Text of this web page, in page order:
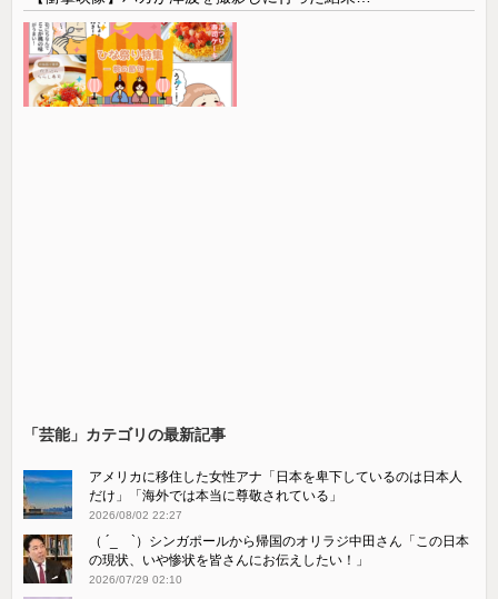
「芸能」カテゴリの最新記事
アメリカに移住した女性アナ「日本を卑下しているのは日本人
だけ」「海外では本当に尊敬されている」
2026/08/02 22:27
（ ´_ゝ`）シンガポールから帰国のオリラジ中田さん「この日本
の現状、いや惨状を皆さんにお伝えしたい！」
2026/07/29 02:10